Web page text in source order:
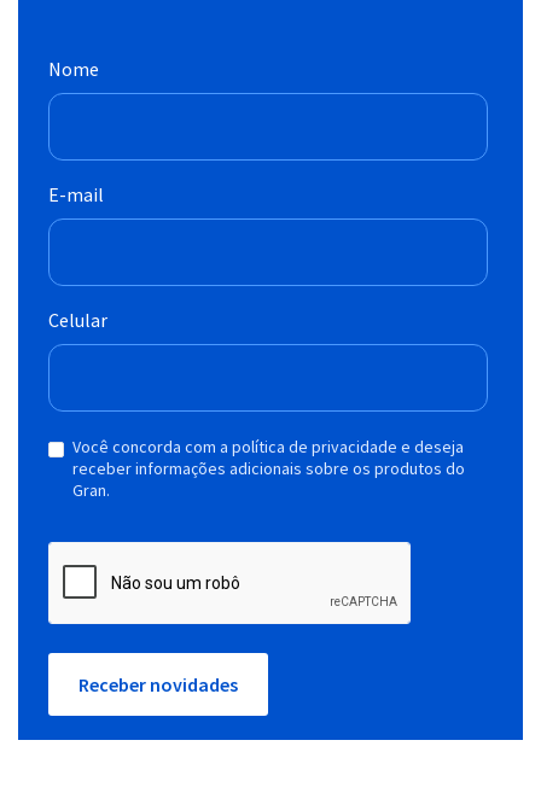
Nome
E-mail
Celular
Você concorda com a política de privacidade e deseja
receber informações adicionais sobre os produtos do
Gran.
Receber novidades